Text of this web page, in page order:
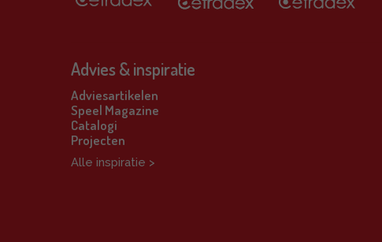
Advies & inspiratie
Adviesartikelen
Speel Magazine
Catalogi
Projecten
Alle inspiratie >